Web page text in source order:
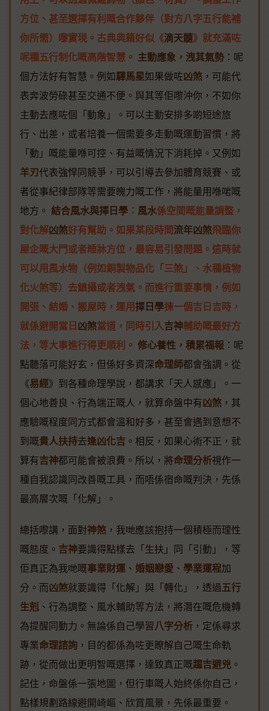
方位、甚至選擇有利嘅合作夥伴（對方八字五行能補
你所需）嚟實現。古典典籍好似《滴天髓》就充滿咗
呢種五行制化嘅高階智慧。
主動應象，洩其氣勢 ：呢
個方法好有智慧。例如 驛馬星如果做咗凶煞 ，可能代
表奔波勞碌甚至交通不便。與其等佢嚟沖你，不如你
主動去應咗個「動象」。可以主動安排多啲短途旅
行、出差，或者培養一個需要多走動嘅運動習慣，將
「動」嘅能量喺可控、有益嘅情況下消耗掉。又例如
羊刃代表強悍同競爭，可以引導去參加體育競賽、或
者從事紀律部隊等需要魄力嘅工作，將能量用喺啱嘅
地方。 結合風水與擇日學 ： 風水係空間嘅能量調整，
對化解凶煞好有幫助。如果某段時間流年凶煞飛臨你
屋企嘅大門或者睡牀方位，最容易引發問題。這時就
可以用風水物（例如銅製物品化「三煞」、水種植物
化火煞等）去鎮攝或者洩氣。而進行重要事情，例如
開張、結婚、搬屋時，運用 擇日學揀一個吉日吉時，
就係避開當日 凶煞當道，同時引入吉神輔助嘅最好方
法，等大事進行得更順利。 修心養性，積累福報 ：呢
點聽落可能好玄，但係好多資深命理師都會強調。從
《易經》到各種命理學說，都講求「天人感應」。一
個心地善良、行為端正嘅人，就算命盤中有凶煞 ，其
應驗嘅程度同方式都會溫和好多，甚至會遇到意想不
到嘅貴人扶持去逢凶化吉 。相反，如果心術不正，就
算有吉神都可能會被浪費。所以，將命理分析視作一
種自我認識同改善嘅工具，而唔係宿命嘅判決，先係
最高層次嘅「化解」。
總括嚟講，面對神煞 ，我哋應該抱持一個積極而理性
嘅態度。 吉神要識得點樣去「生扶」同「引動」，等
佢真正為我哋嘅事業財運 、 婚姻戀愛 、 學業運程加
分。而凶煞就要識得「化解」與「轉化」，透過五行
生剋 、行為調整、風水輔助等方法，將潛在嘅危機轉
為提醒同動力。無論係自己學習八字分析 ，定係尋求
專業命理諮詢 ，目的都係為咗更瞭解自己嘅生命軌
跡，從而做出更明智嘅選擇，達致真正嘅趨吉避兇 。
記住，命盤係一張地圖，但行車嘅人始終係你自己，
點樣規劃路線避開崎嶇、欣賞風景，先係最重要。